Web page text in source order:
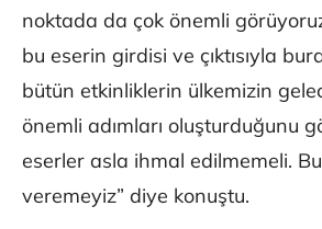
noktada da çok önemli
bu eserin girdisi ve çıktısıyla
bütün etkinliklerin ülkemizin
önemli adımları oluşturduğunu
eserler asla ihmal edilmemeli.
veremeyiz” diye konuştu.